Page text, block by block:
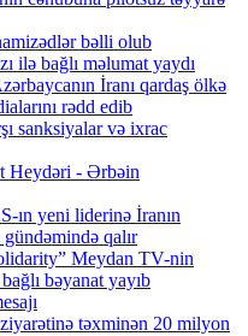
bəlli olub
ilə bağlı məlumat yaydı
İranı qardaş ölkə
rədd edib
sanksiyalar və ixrac
Heydəri - Ərbəin
ın yeni liderinə İranın
gündəmində qalır
Meydan TV-nin
bəyanat yayıb
təxminən 20 milyon